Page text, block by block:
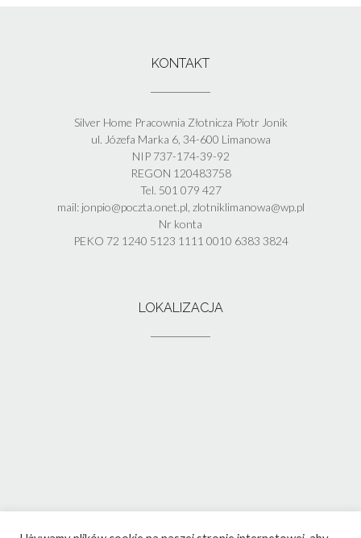
KONTAKT
Silver Home Pracownia Złotnicza Piotr Jonik
ul. Józefa Marka 6, 34-600 Limanowa
NIP 737-174-39-92
REGON 120483758
Tel. 501 079 427
mail: jonpio@poczta.onet.pl, zlotniklimanowa@wp.pl
Nr konta
PEKO 72 1240 5123 1111 0010 6383 3824
LOKALIZACJA